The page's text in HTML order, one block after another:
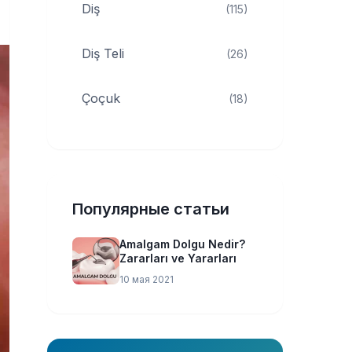
Diş (115)
Diş Teli (26)
Çoçuk (18)
Популярные статьи
Amalgam Dolgu Nedir?
Zararları ve Yararları
10 мая 2021